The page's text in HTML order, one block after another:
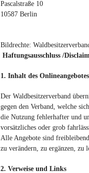
Pascalstraße 10
10587 Berlin
Bildrechte:
Haftungsausschluss /
1. Inhalt des Onlineangebotes
Der Waldbesitzerverband
gegen den Verband, welche
die Nutzung fehlerhafter und
vorsätzliches oder grob
Alle Angebote sind
zu verändern, zu ergänzen, zu
2. Verweise und Links